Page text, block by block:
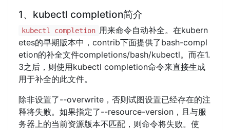
1、kubectl completion简介
kubectl completion 用来命令自动补全。在kubern
etes的早期版本中，contrib下面提供了bash-compl
etion的补全文件completions/bash/kubectl。而在1.
3之后，则使用kubectl completion命令来直接生成
用于补全的此文件。
除非设置了--overwrite，否则试图设置已经存在的注
释将失败。如果指定了--resource-version，且与服
务器上的当前资源版本不匹配，则命令将失败。使